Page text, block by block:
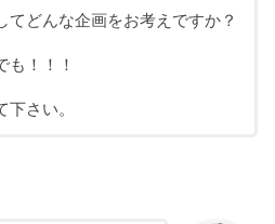
てどんな企画をお考えですか？
も！！！
下さい。